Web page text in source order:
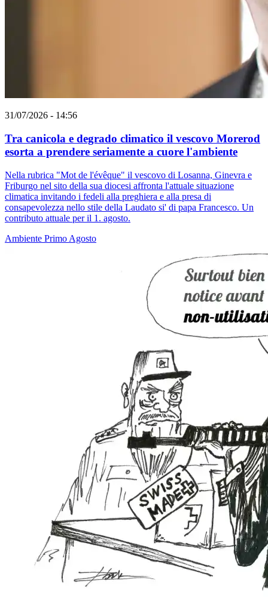
31/07/2026 - 14:56
Tra canicola e degrado climatico il vescovo Morerod
esorta a prendere seriamente a cuore l'ambiente
Nella rubrica "Mot de l'évêque" il vescovo di Losanna, Ginevra e
Friburgo nel sito della sua diocesi affronta l'attuale situazione
climatica invitando i fedeli alla preghiera e alla presa di
consapevolezza nello stile della Laudato si' di papa Francesco. Un
contributo attuale per il 1. agosto.
Ambiente Primo Agosto